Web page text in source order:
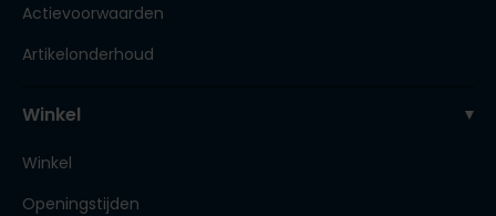
Actievoorwaarden
Artikelonderhoud
Winkel
Winkel
Openingstijden